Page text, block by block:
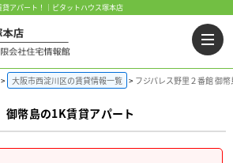
アパート！｜ピタットハウス塚本店
大阪市西淀川区の賃貸情報一覧 フジパレス野里２番館 御
御幣島の1K賃貸アパート